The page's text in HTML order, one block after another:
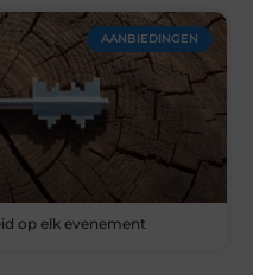
AANBIEDINGEN
op elk evenement